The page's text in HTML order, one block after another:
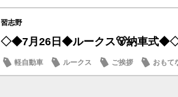
習志野
◇◆7月26日◆ルークス🐻納車式
軽自動車 ルークス ご挨拶 おもて